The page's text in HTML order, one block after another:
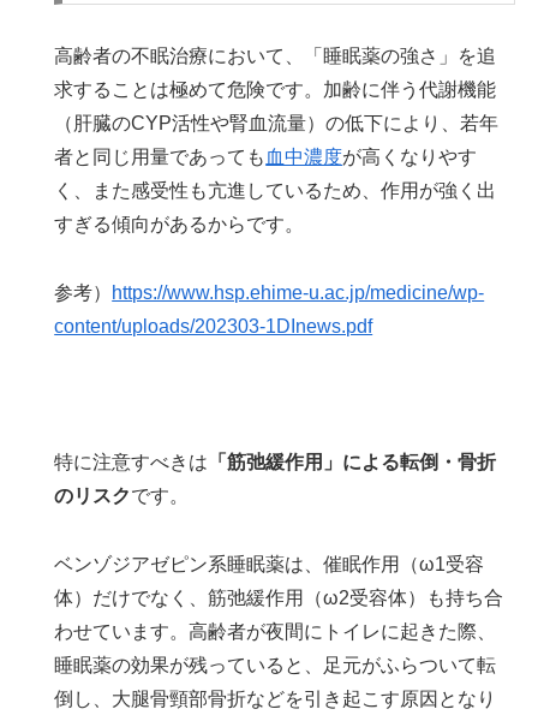
高齢者の不眠治療において、「睡眠薬の強さ」を追
求することは極めて危険です。加齢に伴う代謝機能
（肝臓のCYP活性や腎血流量）の低下により、若年
者と同じ用量であっても 血中濃度が高くなりやす
く、また感受性も亢進しているため、作用が強く出
すぎる傾向があるからです。
参考）
https://www.hsp.ehime-u.ac.jp/medicine/wp-
content/uploads/202303-1DInews.pdf
特に注意すべきは 「筋弛緩作用」による転倒・骨折
のリスクです。
ベンゾジアゼピン系睡眠薬は、催眠作用（ω1受容
体）だけでなく、筋弛緩作用（ω2受容体）も持ち合
わせています。高齢者が夜間にトイレに起きた際、
睡眠薬の効果が残っていると、足元がふらついて転
倒し、大腿骨頸部骨折などを引き起こす原因となり